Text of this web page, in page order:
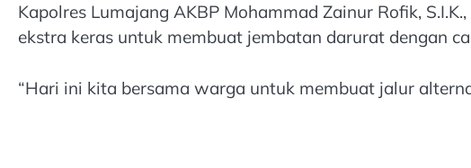
Kapolres Lumajang AKBP Mohammad Zainur Rofik,
ekstra keras untuk membuat jembatan darurat dengan
“Hari ini kita bersama warga untuk membuat jalur